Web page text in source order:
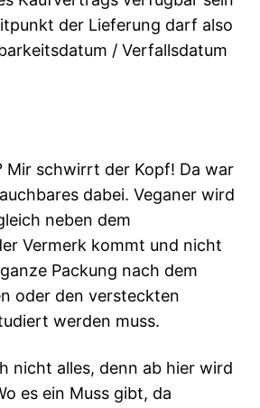
der Lieferung darf also
/ Verfallsdatum
Mir schwirrt der Kopf! Da war
dabei. Veganer wird
neben dem
Vermerk kommt und nicht
Packung nach dem
oder den versteckten
werden muss.
nicht alles, denn ab hier wird
es ein Muss gibt, da